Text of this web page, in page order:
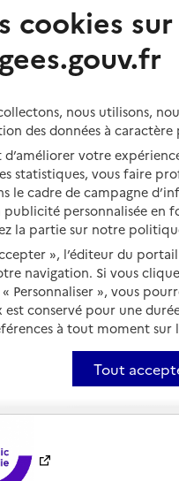
Bénéficier de soins à domicile
financières
son logement
à domicile avec une
ou un handicap
hospitalisé
de vie à domicile
cookies
nous utilisons,
des données à caractère
votre
statistiques, vous faire
le cadre de campagne
publicité personnalisée
la partie sur notre
», l’éditeur du
navigation. Si vous
Personnaliser », vous
conservé pour une
à tout moment sur
Tout